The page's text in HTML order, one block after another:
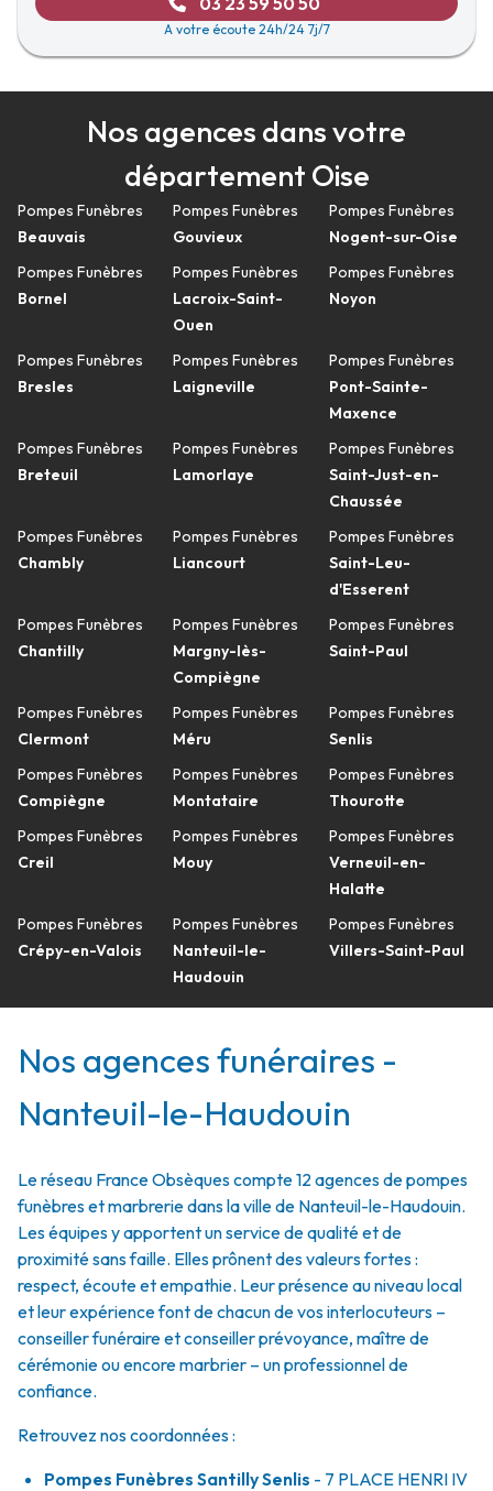
A votre écoute 24h/24 7j/7
Nos agences dans votre
département Oise
Pompes Funèbres
Beauvais
Pompes Funèbres
Bornel
Pompes Funèbres
Bresles
Pompes Funèbres
Breteuil
Pompes Funèbres
Chambly
Pompes Funèbres
Chantilly
Pompes Funèbres
Clermont
Pompes Funèbres
Compiègne
Pompes Funèbres
Creil
Pompes Funèbres
Crépy-en-Valois
Pompes Funèbres
Gouvieux
Pompes Funèbres
Lacroix-Saint-
Ouen
Pompes Funèbres
Laigneville
Pompes Funèbres
Lamorlaye
Pompes Funèbres
Liancourt
Pompes Funèbres
Margny-lès-
Compiègne
Pompes Funèbres
Méru
Pompes Funèbres
Montataire
Pompes Funèbres
Mouy
Pompes Funèbres
Nanteuil-le-
Haudouin
Pompes Funèbres
Nogent-sur-Oise
Pompes Funèbres
Noyon
Pompes Funèbres
Pont-Sainte-
Maxence
Pompes Funèbres
Saint-Just-en-
Chaussée
Pompes Funèbres
Saint-Leu-
d'Esserent
Pompes Funèbres
Saint-Paul
Pompes Funèbres
Senlis
Pompes Funèbres
Thourotte
Pompes Funèbres
Verneuil-en-
Halatte
Pompes Funèbres
Villers-Saint-Paul
Nos agences funéraires -
Nanteuil-le-Haudouin
Le réseau France Obsèques compte 12 agences de pompes
funèbres et marbrerie dans la ville de Nanteuil-le-Haudouin.
Les équipes y apportent un service de qualité et de
proximité sans faille. Elles prônent des valeurs fortes :
respect, écoute et empathie. Leur présence au niveau local
et leur expérience font de chacun de vos interlocuteurs –
conseiller funéraire et conseiller prévoyance, maître de
cérémonie ou encore marbrier – un professionnel de
confiance.
Retrouvez nos coordonnées :
Pompes Funèbres Santilly Senlis - 7 PLACE HENRI IV